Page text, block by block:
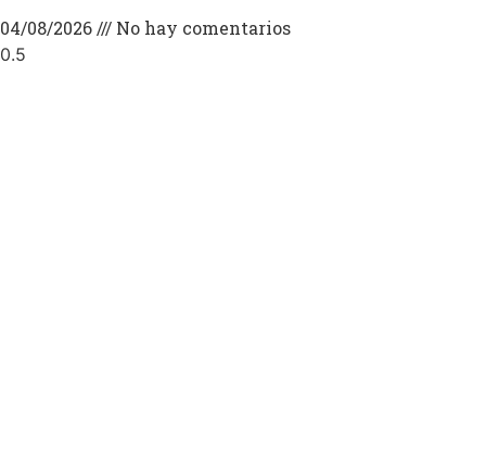
04/08/2026 No hay comentarios